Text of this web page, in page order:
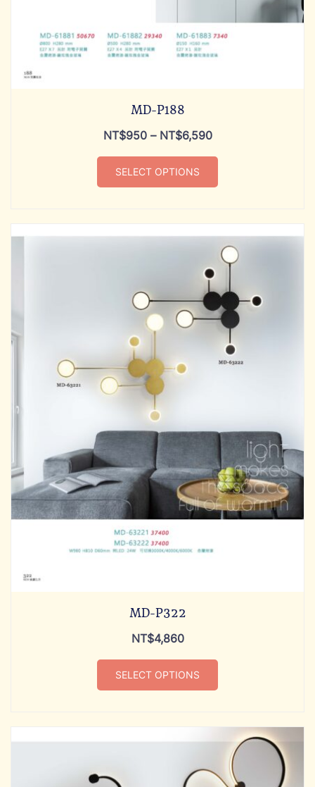
MD-P188
NT$950– NT$6,590
SELECT OPTIONS
MD-P322
NT$4,860
SELECT OPTIONS